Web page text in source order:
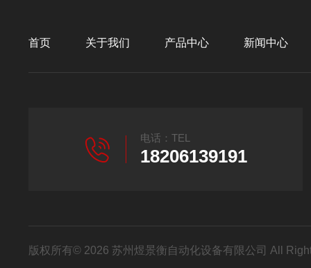
首页 关于我们 产品中心 新闻中心
电话：TEL
18206139191
版权所有© 2026 苏州煜景衡自动化设备有限公司 All